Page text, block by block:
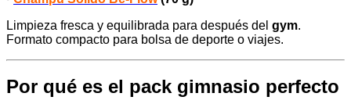
Limpieza fresca y equilibrada para después del gym.
Formato compacto para bolsa de deporte o viajes.
Por qué es el pack gimnasio perfecto